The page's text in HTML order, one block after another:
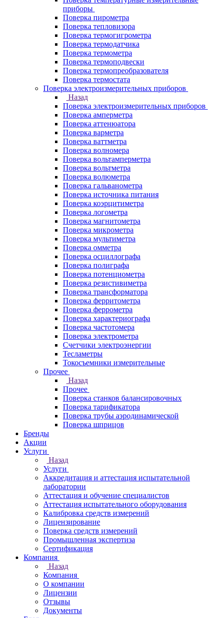
приборы
Поверка пирометра
Поверка тепловизора
Поверка термогигрометра
Поверка термодатчика
Поверка термометра
Поверка термоподвески
Поверка термопреобразователя
Поверка термостата
Поверка электроизмерительных приборов
Назад
Поверка электроизмерительных приборов
Поверка амперметра
Поверка аттенюатора
Поверка варметра
Поверка ваттметра
Поверка волномера
Поверка вольтамперметра
Поверка вольтметра
Поверка волюметра
Поверка гальванометра
Поверка источника питания
Поверка коэрцитиметра
Поверка логометра
Поверка магнитометра
Поверка микрометра
Поверка мультиметра
Поверка омметра
Поверка осциллографа
Поверка полиграфа
Поверка потенциометра
Поверка резистивиметра
Поверка трансформатора
Поверка ферритометра
Поверка феррометра
Поверка характериографа
Поверка частотомера
Поверка электрометра
Счетчики электроэнергии
Тесламетры
Токосъемники измерительные
Прочее
Назад
Прочее
Поверка станков балансировочных
Поверка тарификатора
Поверка трубы аэродинамической
Поверка шприцов
Бренды
Акции
Услуги
Назад
Услуги
Аккредитация и аттестация испытательной
лаборатории
Аттестация и обучение специалистов
Аттестация испытательного оборудования
Калибровка средств измерений
Лицензирование
Поверка средств измерений
Промышленная экспертиза
Сертификация
Компания
Назад
Компания
О компании
Лицензии
Отзывы
Документы